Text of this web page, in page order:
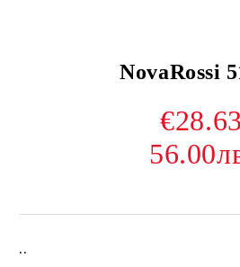
NovaRossi
€28.63
..